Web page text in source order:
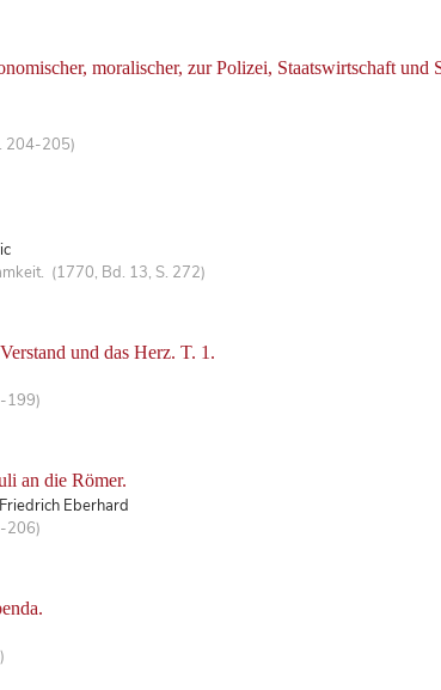
moralischer, zur Polizei, Staatswirtschaft
204-205)
(1770, Bd. 13, S. 272)
und das Herz. T. 1.
199)
an die Römer.
Eberhard
206)